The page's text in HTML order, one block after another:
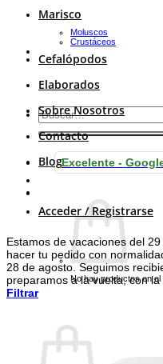
Buscar
por:
Excelente -
No hay productos en el
Marisco
Moluscos
Crustáceos
Cefalópodos
Elaborados
Sobre Nosotros
Contacto
Blog
Acceder / Registrarse
Estamos de vacaciones del
hacer tu pedido con
28 de agosto. Seguimos
preparamos a la vuelta, con
Filtrar